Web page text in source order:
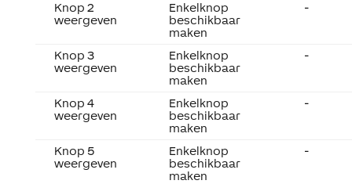
Knop 2
weergeven
Enkelknop
beschikbaar
maken
-
Knop 3
weergeven
Enkelknop
beschikbaar
maken
-
Knop 4
weergeven
Enkelknop
beschikbaar
maken
-
Knop 5
weergeven
Enkelknop
beschikbaar
maken
-